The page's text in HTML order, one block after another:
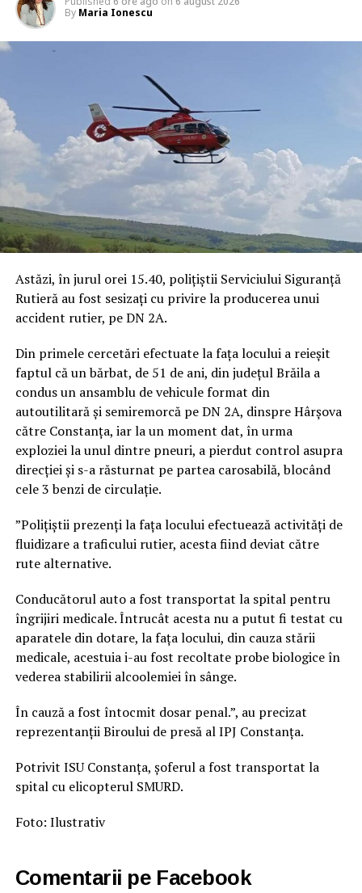
By Maria Ionescu
Astăzi, în jurul orei 15.40, polițiștii Serviciului Siguranță
Rutieră au fost sesizați cu privire la producerea unui
accident rutier, pe DN 2A.
Din primele cercetări efectuate la fața locului a reieșit
faptul că un bărbat, de 51 de ani, din județul Brăila a
condus un ansamblu de vehicule format din
autoutilitară și semiremorcă pe DN 2A, dinspre Hârșova
către Constanța, iar la un moment dat, în urma
exploziei la unul dintre pneuri, a pierdut control asupra
direcției și s-a răsturnat pe partea carosabilă, blocând
cele 3 benzi de circulație.
”Polițiștii prezenți la fața locului efectuează activități de
fluidizare a traficului rutier, acesta fiind deviat către
rute alternative.
Conducătorul auto a fost transportat la spital pentru
îngrijiri medicale. Întrucât acesta nu a putut fi testat cu
aparatele din dotare, la fața locului, din cauza stării
medicale, acestuia i-au fost recoltate probe biologice în
vederea stabilirii alcoolemiei în sânge.
În cauză a fost întocmit dosar penal.”, au precizat
reprezentanții Biroului de presă al IPJ Constanța.
Potrivit ISU Constanța, șoferul a fost transportat la
spital cu elicopterul SMURD.
Foto: Ilustrativ
Comentarii pe Facebook